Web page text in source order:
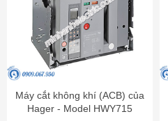
Máy cắt không khí (ACB) của
Hager - Model HWY715